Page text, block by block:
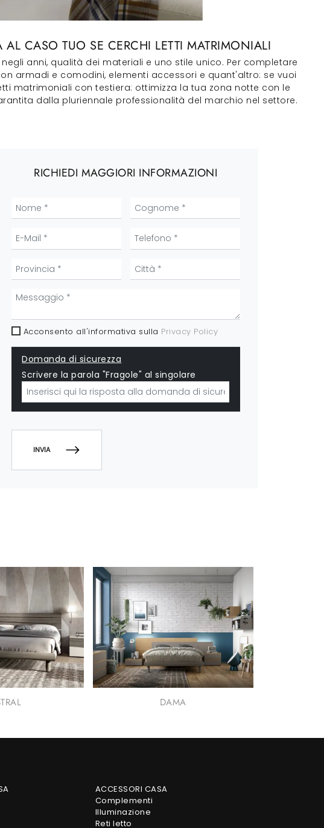
CASO TUO SE CERCHI LETTI MATRIMONIALI
anni, qualità dei materiali e uno stile unico. Per completare
armadi e comodini, elementi accessori e quant'altro: se vuoi
matrimoniali con testiera: ottimizza la tua zona notte con le
dalla pluriennale professionalità del marchio nel settore.
RICHIEDI MAGGIORI INFORMAZIONI
Acconsento all'informativa sulla Privacy Policy
Domanda di sicurezza
Scrivere la parola "Fragole" al singolare
INVIA
DAMA
ACCESSORI CASA
Complementi
Illuminazione
Reti letto